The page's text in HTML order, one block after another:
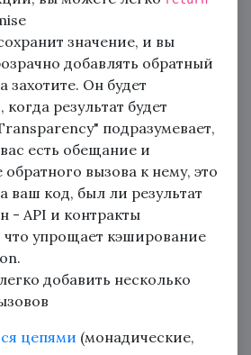
значение, и вы
добавлять обратный
захотите. Он будет
когда результат будет
подразумевает,
есть обещание и
вызова к нему, это
ваш код, был ли результат
- API и контракты
упрощает кэширование
добавить несколько
цепями (монадические,